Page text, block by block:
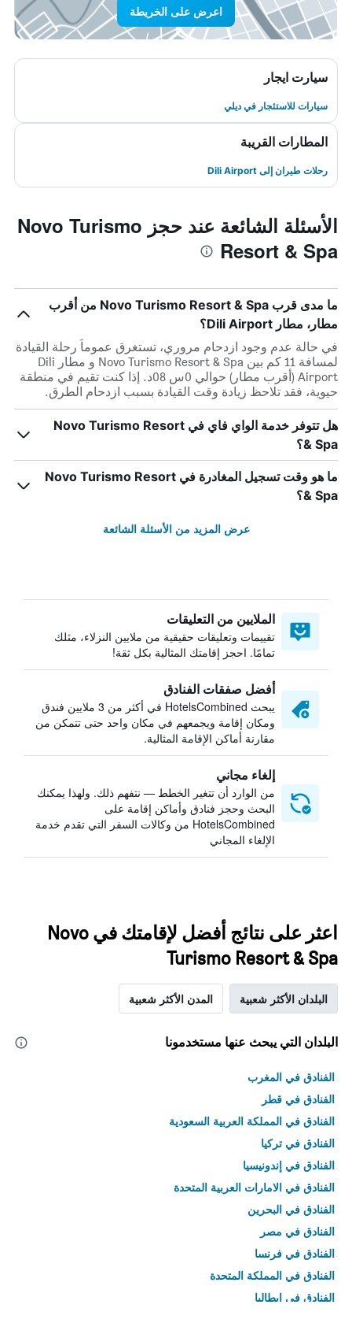
اعرض على الخريطة
سيارت ايجار
سيارات للاستئجار في ديلي
المطارات القريبة
رحلات طيران إلى Dili Airport
الأسئلة الشائعة عند حجز Novo Turismo
Resort & Spa
ما مدى قرب Novo Turismo Resort & Spa من أقرب
مطار، مطار Dili Airport؟
في حالة عدم وجود ازدحام مروري، تستغرق عموماً رحلة القيادة
لمسافة 11 كم بين Novo Turismo Resort & Spa و مطار Dili
Airport (أقرب مطار) حوالي 0س 08د. إذا كنت تقيم في منطقة
حيوية، فقد تلاحظ زيادة وقت القيادة بسبب ازدحام الطرق.
هل تتوفر خدمة الواي فاي في Novo Turismo Resort
& Spa؟
ما هو وقت تسجيل المغادرة في Novo Turismo Resort
& Spa؟
عرض المزيد من الأسئلة الشائعة
الملايين من التعليقات
تقييمات وتعليقات حقيقية من ملايين النزلاء، مثلك
تمامًا. احجز إقامتك المثالية بكل ثقة!
أفضل صفقات الفنادق
يبحث HotelsCombined في أكثر من 3 ملايين فندق
ومكان إقامة ويجمعهم في مكان واحد حتى تتمكن من
مقارنة أماكن الإقامة المثالية.
إلغاء مجاني
من الوارد أن تتغير الخطط — نتفهم ذلك. ولهذا يمكنك
البحث وحجز فنادق وأماكن إقامة على
HotelsCombined من وكالات السفر التي تقدم خدمة
الإلغاء المجاني
اعثر على نتائج أفضل لإقامتك في Novo
Turismo Resort & Spa
البلدان الأكثر شعبية المدن الأكثر شعبية
البلدان التي يبحث عنها مستخدمونا
الفنادق في المغرب
الفنادق في قطر
الفنادق في المملكة العربية السعودية
الفنادق في تركيا
الفنادق في إندونيسيا
الفنادق في الامارات العربية المتحدة
الفنادق في البحرين
الفنادق في مصر
الفنادق في فرنسا
الفنادق في المملكة المتحدة
الفنادق في إيطاليا